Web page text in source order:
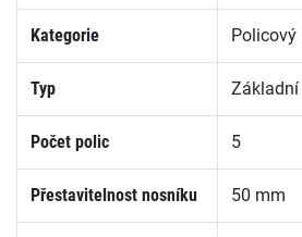
Kategorie Policový
Typ Základní
Počet polic 5
Přestavitelnost nosníku 50 mm